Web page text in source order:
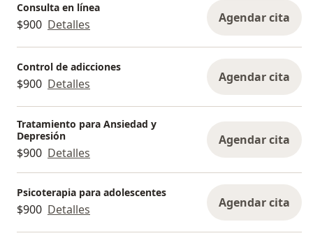
Consulta en línea
$900 Detalles Agendar cita
Control de adicciones
$900 Detalles Agendar cita
Tratamiento para Ansiedad y
Depresión
$900 Detalles
Agendar cita
Psicoterapia para adolescentes
$900 Detalles Agendar cita